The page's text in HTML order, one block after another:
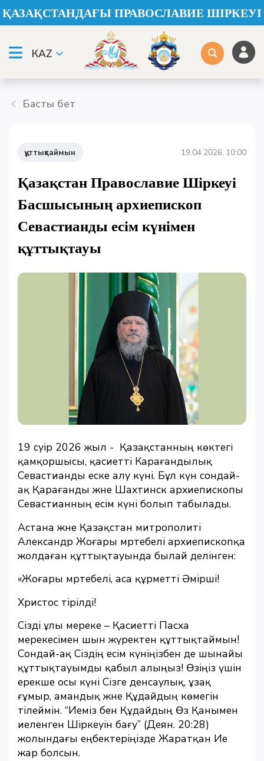
ҚАЗАҚСТАНДАҒЫ ПРАВОСЛАВИЕ ШІРКЕУІ
КАZ
Басты бет
құттықтаймын 19.04.2026, 10:00
Қазақстан Православие Шіркеуі
Басшысының архиепископ
Севастианды есім күнімен
құттықтауы
19 сәуір 2026 жыл - Қазақстанның көктегі
қамқоршысы, қасиетті Карағандылық
Севастианды еске алу күні. Бұл күн сондай-
ақ Қарағанды және Шахтинск архиепископы
Севастианның есім күні болып табылады.
Астана және Қазақстан митрополиті
Александр Жоғары мәртебелі архиепископқа
жолдаған құттықтауында былай делінген:
«Жоғары мәртебелі, аса құрметті Әмірші!
Христос тірілді!
Сізді ұлы мереке – Қасиетті Пасха
мерекесімен шын жүректен құттықтаймын!
Сондай-ақ Сіздің есім күніңізбен де шынайы
құттықтауымды қабыл алыңыз! Өзіңіз үшін
ерекше осы күні Сізге денсаулық, ұзақ
ғұмыр, амандық және Құдайдың көмегін
тілеймін. “Иеміз бен Құдайдың Өз Қанымен
иеленген Шіркеуін бағу” (Деян. 20:28)
жолындағы еңбектеріңізде Жаратқан Ие
жар болсын.